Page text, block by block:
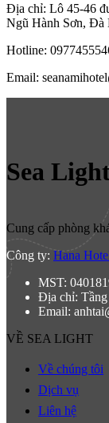
Địa chỉ: Lô 45-46
Ngũ Hành Sơn, Đà
Hotline:
Email:
Sea
Cung cấp phòng
Công ty: Hana
MST:
Địa chỉ:
Email:
VỀ SEA LIGHT
Về chúng tôi
Dịch vụ
Liên hệ